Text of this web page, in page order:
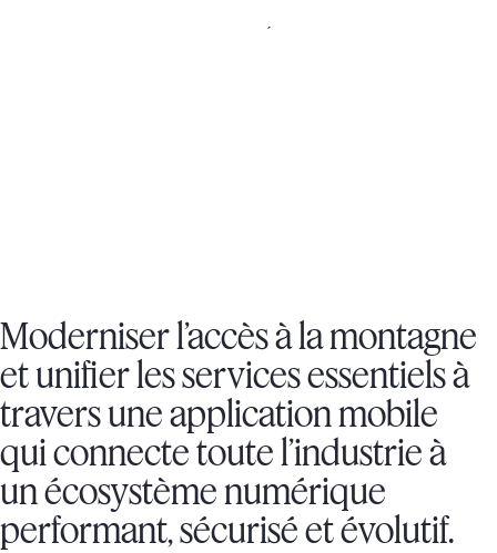
Moderniser l’accès à la montagne
et unifier les services essentiels à
travers une application mobile
qui connecte toute l’industrie à
un écosystème numérique
performant, sécurisé et évolutif.